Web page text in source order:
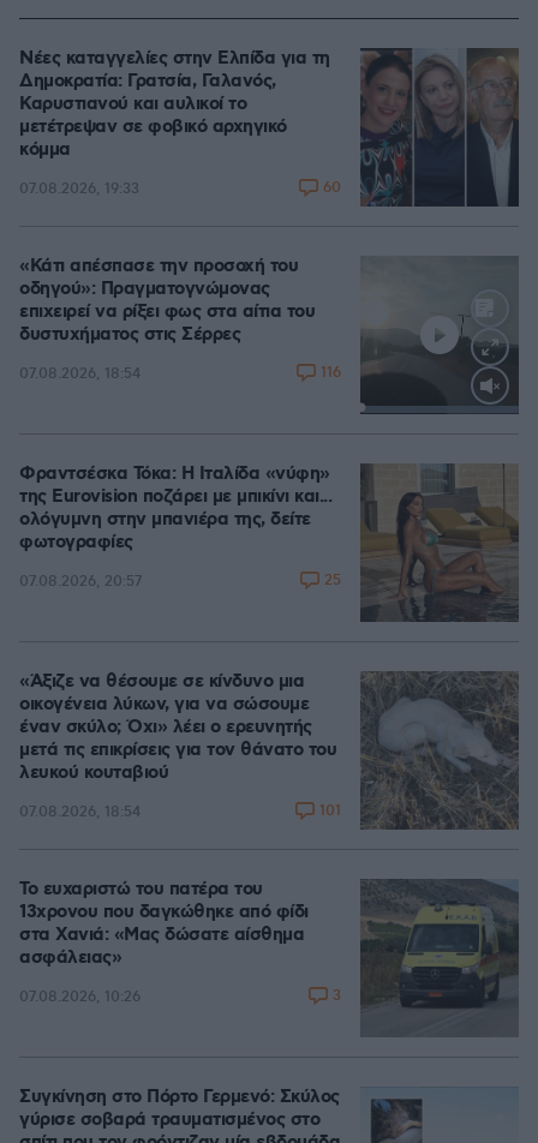
Νέες καταγγελίες στην Ελπίδα για τη
Δημοκρατία: Γρατσία, Γαλανός,
Καρυστιανού και αυλικοί το
μετέτρεψαν σε φοβικό αρχηγικό
κόμμα
07.08.2026, 19:33 60
Loaded:
«Κάτι απέσπασε την προσοχή του
οδηγού»: Πραγματογνώμονας
επιχειρεί να ρίξει φως στα αίτια του
δυστυχήματος στις Σέρρες
07.08.2026, 18:54 116
Φραντσέσκα Τόκα: Η Ιταλίδα «νύφη»
της Eurovision ποζάρει με μπικίνι και...
ολόγυμνη στην μπανιέρα της, δείτε
φωτογραφίες
07.08.2026, 20:57 25
«Άξιζε να θέσουμε σε κίνδυνο μια
οικογένεια λύκων, για να σώσουμε
έναν σκύλο; Όχι» λέει ο ερευνητής
μετά τις επικρίσεις για τον θάνατο του
λευκού κουταβιού
07.08.2026, 18:54 101
Το ευχαριστώ του πατέρα του
13χρονου που δαγκώθηκε από φίδι
στα Χανιά: «Μας δώσατε αίσθημα
ασφάλειας»
07.08.2026, 10:26 3
Συγκίνηση στο Πόρτο Γερμενό: Σκύλος
γύρισε σοβαρά τραυματισμένος στο